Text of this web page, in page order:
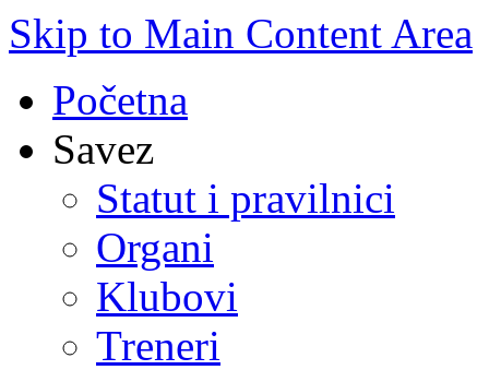
Skip to Main Content Area
Početna
Savez
Statut i pravilnici
Organi
Klubovi
Treneri